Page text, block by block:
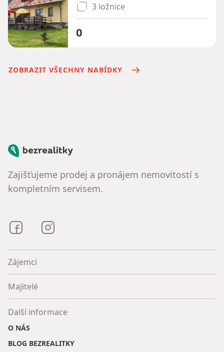
3 ložnice
0
ZOBRAZIT VŠECHNY NABÍDKY
Bezrealitky
Zajišťujeme prodej a pronájem nemovitostí s
kompletním servisem.
Bezrealitky na Facebooku
Zájemci
Majitelé
Další informace
O NÁS
BLOG BEZREALITKY